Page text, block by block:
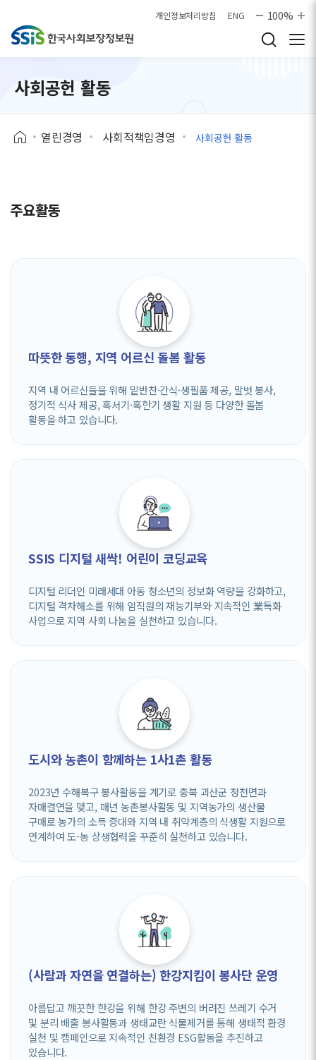
개인정보처리방침 ENG 100%
사회공헌 활동
열린경영 사회적책임경영 사회공헌 활동
주요활동
따뜻한 동행, 지역 어르신 돌봄 활동
지역 내 어르신들을 위해 밑반찬·간식·생필품 제공, 말벗 봉사,
정기적 식사 제공, 혹서기·혹한기 생활 지원 등 다양한 돌봄
활동을 하고 있습니다.
SSIS 디지털 새싹! 어린이 코딩교육
디지털 리더인 미래세대 아동 청소년의 정보화 역량을 강화하고,
디지털 격차해소를 위해 임직원의 재능기부와 지속적인 業특화
사업으로 지역 사회 나눔을 실천하고 있습니다.
도시와 농촌이 함께하는 1사1촌 활동
2023년 수해복구 봉사활동을 계기로 충북 괴산군 청천면과
자매결연을 맺고, 매년 농촌봉사활동 및 지역농가의 생산물
구매로 농가의 소득 증대와 지역 내 취약계층의 식생활 지원으로
연계하여 도-농 상생협력을 꾸준히 실천하고 있습니다.
(사람과 자연을 연결하는) 한강지킴이 봉사단 운영
아름답고 꺠끗한 한강을 위해 한강 주변의 버려진 쓰레기 수거
및 분리 배출 봉사활동과 생태교란 식물제거를 통해 생태적 환경
실천 및 캠페인으로 지속적인 친환경 ESG활동을 추진하고
있습니다.